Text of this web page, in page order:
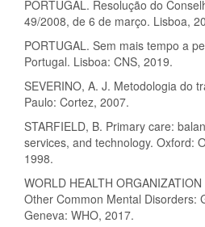
PORTUGAL. Resolução do
49/2008, de 6 de março. Lisboa,
PORTUGAL. Sem mais tempo a
Portugal. Lisboa: CNS, 2019.
SEVERINO, A. J. Metodologia do
Paulo: Cortez, 2007.
STARFIELD, B. Primary care:
services, and technology. Oxford:
1998.
WORLD HEALTH
Other Common Mental Disorders:
Geneva: WHO, 2017.